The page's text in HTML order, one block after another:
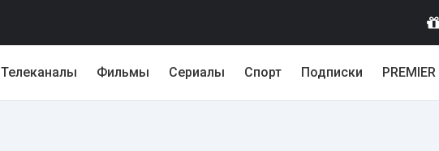
Телеканалы Фильмы Сериалы Спорт Подписки PREMIER